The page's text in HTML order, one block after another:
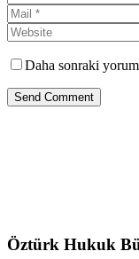
Daha sonraki
Send Comment
Öztürk Hukuk